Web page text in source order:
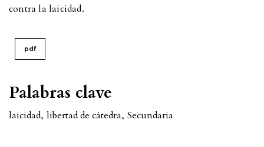
Palabras clave
laicidad, libertad de cátedra, Secundaria
contra la laicidad.
pdf